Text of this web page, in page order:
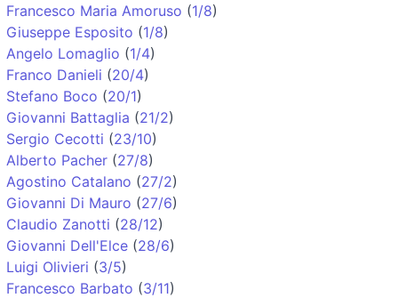
Francesco Maria Amoruso (1/8)
Giuseppe Esposito (1/8)
Angelo Lomaglio (1/4)
Franco Danieli (20/4)
Stefano Boco (20/1)
Giovanni Battaglia (21/2)
Sergio Cecotti (23/10)
Alberto Pacher (27/8)
Agostino Catalano (27/2)
Giovanni Di Mauro (27/6)
Claudio Zanotti (28/12)
Giovanni Dell'Elce (28/6)
Luigi Olivieri (3/5)
Francesco Barbato (3/11)